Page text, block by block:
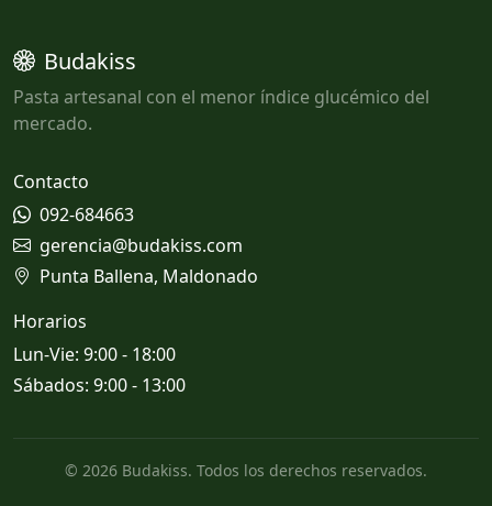
Budakiss
Pasta artesanal con el menor índice glucémico del
mercado.
Contacto
092-684663
gerencia@budakiss.com
Punta Ballena, Maldonado
Horarios
Lun-Vie: 9:00 - 18:00
Sábados: 9:00 - 13:00
© 2026 Budakiss. Todos los derechos reservados.